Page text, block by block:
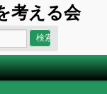
考える会